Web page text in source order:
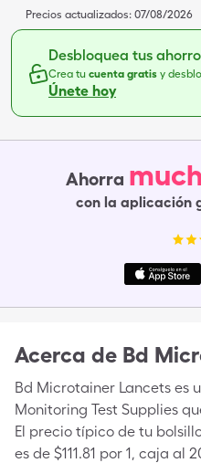
Precios actualizados: 07/08/2026
Desbloquea tus
Crea tu cuenta gratis y
Únete hoy
Ahorra
con la aplicación
Acerca de Bd
Bd Microtainer Lancets es
Monitoring Test Supplies
El precio típico de tu
es de $111.81 por 1, caja al